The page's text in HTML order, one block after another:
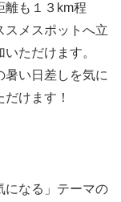
離も１３km程
スメスポットへ立
ただけます。
暑い日差しを気に
けます！
になる」テーマの